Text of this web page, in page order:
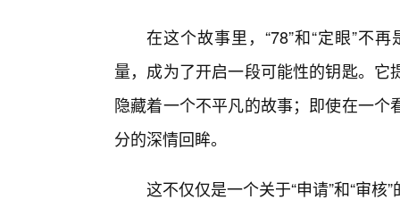
在这个故事里，“78”和“定眼”不
量，成为了开启一段可能性的钥匙。
隐藏着一个不平凡的故事；即使在一
分的深情回眸。
这不仅仅是一个关于“申请”和“审核